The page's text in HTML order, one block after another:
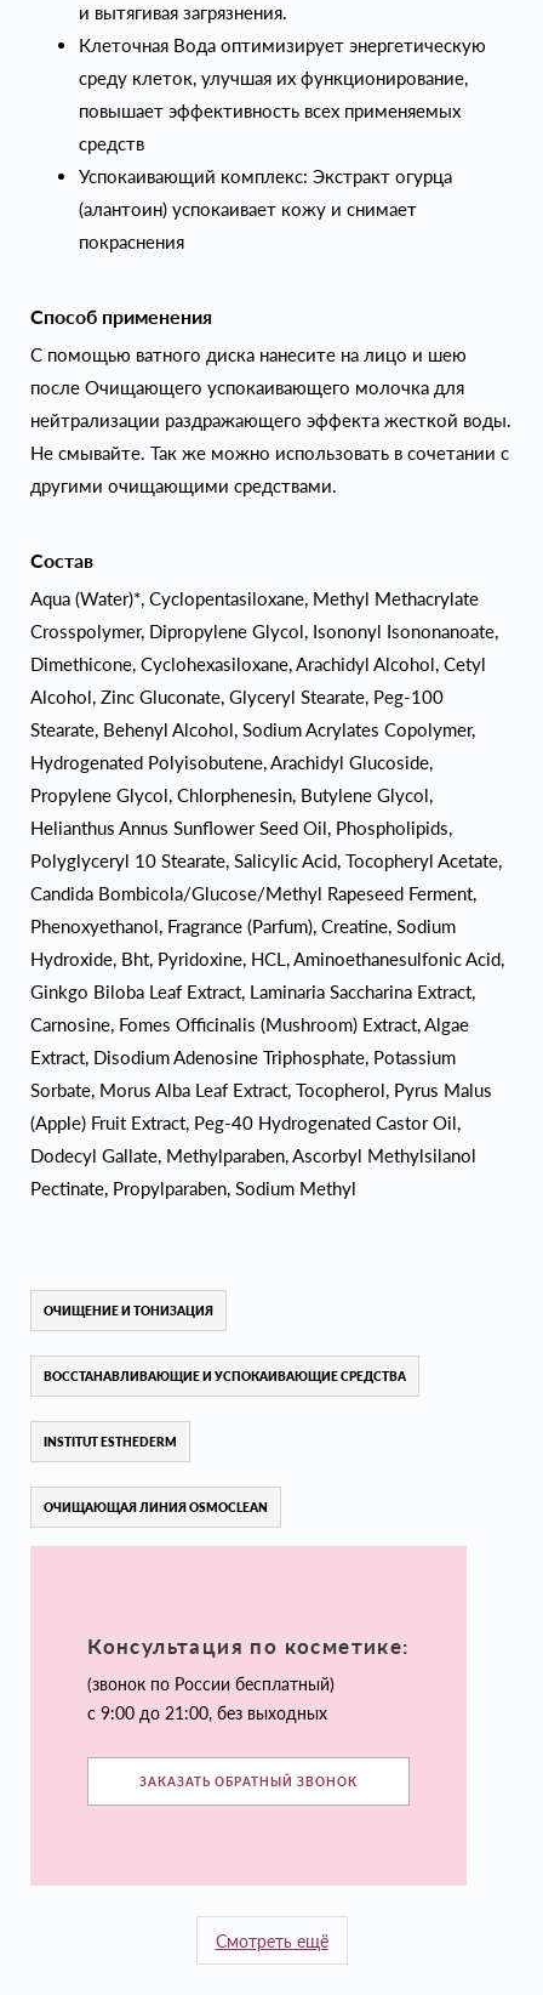
и вытягивая загрязнения.
Клеточная Вода оптимизирует энергетическую
среду клеток, улучшая их функционирование,
повышает эффективность всех применяемых
средств
Успокаивающий комплекс: Экстракт огурца
(алантоин) успокаивает кожу и снимает
покраснения
Способ применения
С помощью ватного диска нанесите на лицо и шею
после Очищающего успокаивающего молочка для
нейтрализации раздражающего эффекта жесткой воды.
Не смывайте. Так же можно использовать в сочетании с
другими очищающими средствами.
Состав
Aqua (Water)*, Cyclopentasiloxane, Methyl Methacrylate
Crosspolymer, Dipropylene Glycol, Isononyl Isononanoate,
Dimethicone, Cyclohexasiloxane, Arachidyl Alcohol, Cetyl
Alcohol, Zinc Gluconate, Glyceryl Stearate, Peg-100
Stearate, Behenyl Alcohol, Sodium Acrylates Copolymer,
Hydrogenated Polyisobutene, Arachidyl Glucoside,
Propylene Glycol, Chlorphenesin, Butylene Glycol,
Helianthus Annus Sunflower Seed Oil, Phospholipids,
Polyglyceryl 10 Stearate, Salicylic Acid, Tocopheryl Acetate,
Candida Bombicola/Glucose/Methyl Rapeseed Ferment,
Phenoxyethanol, Fragrance (Parfum), Creatine, Sodium
Hydroxide, Bht, Pyridoxine, HCL, Aminoethanesulfonic Acid,
Ginkgo Biloba Leaf Extract, Laminaria Saccharina Extract,
Carnosine, Fomes Officinalis (Mushroom) Extract, Algae
Extract, Disodium Adenosine Triphosphate, Potassium
Sorbate, Morus Alba Leaf Extract, Tocopherol, Pyrus Malus
(Apple) Fruit Extract, Peg-40 Hydrogenated Castor Oil,
Dodecyl Gallate, Methylparaben, Ascorbyl Methylsilanol
Pectinate, Propylparaben, Sodium Methyl
ОЧИЩЕНИЕ И ТОНИЗАЦИЯ
ВОССТАНАВЛИВАЮЩИЕ И УСПОКАИВАЮЩИЕ СРЕДСТВА
INSTITUT ESTHEDERM
ОЧИЩАЮЩАЯ ЛИНИЯ OSMOCLEAN
Консультация по косметике:
(звонок по России бесплатный)
с 9:00 до 21:00, без выходных
ЗАКАЗАТЬ ОБРАТНЫЙ ЗВОНОК
Смотреть ещё